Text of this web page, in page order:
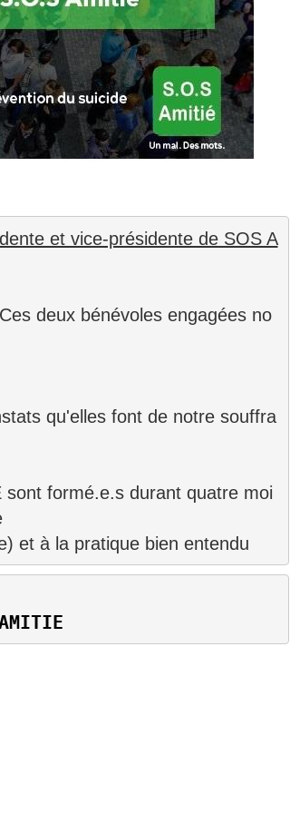
du
Sud
avec
OgLounis
-
20.07.2026
découvert
que
j’étais
ma
mère
!
»
-
Festival
le
27
juin
2026
Émissions
Interviews
Chroniques
Évènements
et vice-présidente de SOS A
deux bénévoles engagées no
qu'elles font de notre souffra
formé.e.s durant quatre moi